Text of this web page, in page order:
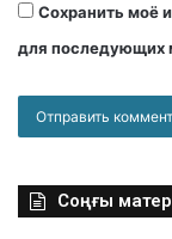
Сохранить моё
для последующих
Соңғы